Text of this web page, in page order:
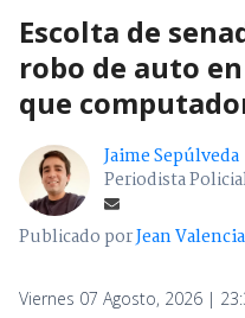
Escolta de
robo de auto
que
Jaime Sepúlveda
Periodista
Publicado porJean Valencia
Viernes 07 Agosto, 2026 |